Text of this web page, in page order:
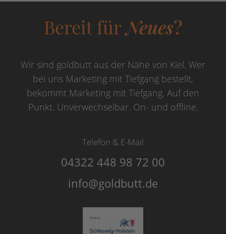
Bereit fürNeues?
Wir sind goldbutt aus der Nähe von Kiel. Wer
bei uns Marketing mit Tiefgang bestellt,
bekommt Marketing mit Tiefgang. Auf den
Punkt. Unverwechselbar. On- und offline.
Telefon & E-Mail
04322 448 98 72 00
info@goldbutt.de